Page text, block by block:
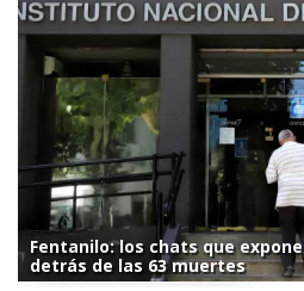
Fentanilo: los chats que
detrás de las 63 muertes